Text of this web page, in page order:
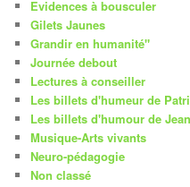
Evidences à bousculer
Gilets Jaunes
Grandir en humanité"
Journée debout
Lectures à conseiller
Les billets d'humeur de
Les billets d'humour de
Musique-Arts vivants
Neuro-pédagogie
Non classé